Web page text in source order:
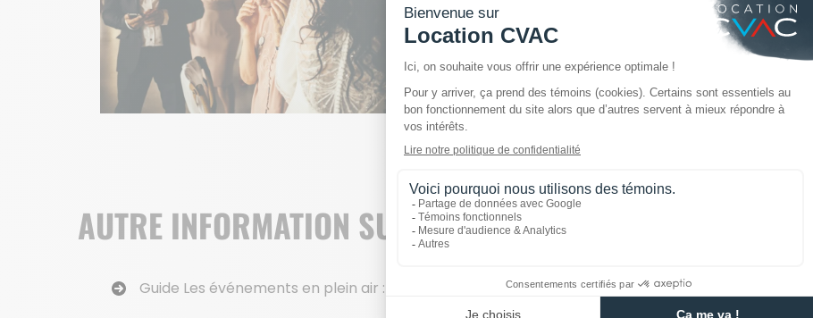
Organiser un événement, c’est jongler avec de
parfaitement. C’est pourquoi nous nous assurons
l’atteinte et le maintien de la température idéale,
comme la satisfaction globale de vos convives.
bénéficiez d’une expertise reconnue et de
vos événements en matière de confort thermique.
souviendront surtout de comment ils se sont
AUTRE INFORMATION SUR L’ÉVÉNEMENTIEL
Guide Les événements en plein air : foires, carnavals et festivals de la Régie du bâtiment du